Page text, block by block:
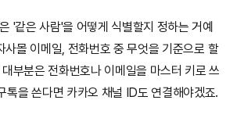
'같은 사람'을 어떻게 식별할지 정하는 거예
사몰 이메일, 전화번호 중 무엇을 기준으로 할
부분은 전화번호나 이메일을 마스터 키로 쓰
톡을 쓴다면 카카오 채널 ID도 연결해야겠죠.